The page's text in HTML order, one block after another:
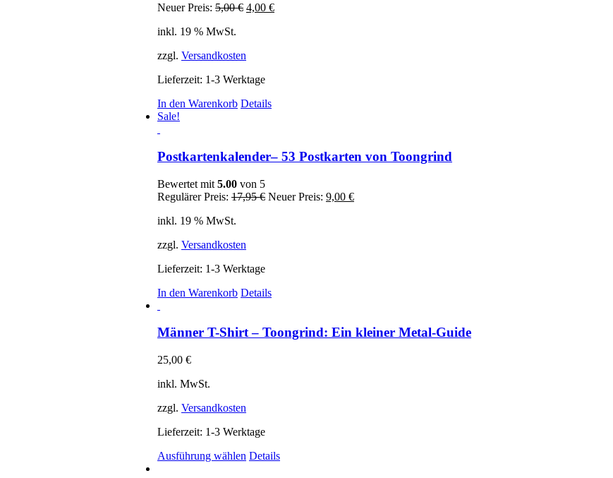
Neuer Preis: 5,00€ Ursprünglicher
4,00 €Aktueller
inkl. 19 % MwSt.
zzgl. Versandkosten
Lieferzeit: 1-3 Werktage
In den Warenkorb Details
Sale!
Postkartenkalender– 53 Postkarten von Toongrind
Bewertet mit 5.00 von 5
Regulärer Preis: 17,95€ Ursprünglicher
Neuer Preis: 9,00 €Aktueller
inkl. 19 % MwSt.
zzgl. Versandkosten
Lieferzeit: 1-3 Werktage
In den Warenkorb Details
Männer T-Shirt – Toongrind: Ein kleiner Metal-Guide
25,00 €
inkl. MwSt.
zzgl. Versandkosten
Lieferzeit: 1-3 Werktage
Ausführung wählen Dieses
Details